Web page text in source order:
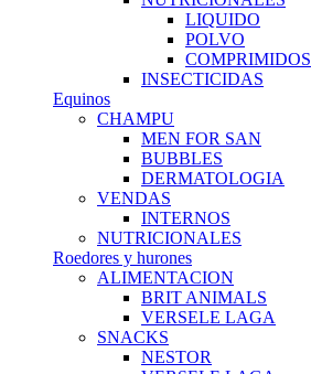
LIQUIDO
POLVO
COMPRIMIDOS
INSECTICIDAS
Equinos
CHAMPU
MEN FOR SAN
BUBBLES
DERMATOLOGIA
VENDAS
INTERNOS
NUTRICIONALES
Roedores y hurones
ALIMENTACION
BRIT ANIMALS
VERSELE LAGA
SNACKS
NESTOR